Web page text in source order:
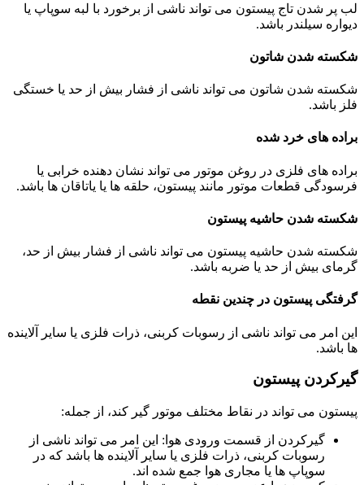
لب پر شدن تاج پیستون می تواند ناشی از برخورد با لبه سوپاپ یا
دیواره سیلندر باشد.
شکسته شدن شاتون
شکسته شدن شاتون می تواند ناشی از فشار بیش از حد یا خستگی
فلز باشد.
براده های خرد شده
براده های فلزی در روغن موتور می تواند نشان دهنده خرابی یا
فرسودگی قطعات موتور مانند پیستون، حلقه ها یا یاتاقان ها باشد.
شکسته شدن حاشیه پیستون
شکسته شدن حاشیه پیستون می تواند ناشی از فشار بیش از حد،
گرمای بیش از حد یا ضربه باشد.
گرفتگی پیستون در چندین نقطه
این امر می تواند ناشی از رسوبات کربنی، ذرات فلزی یا سایر آلاینده
ها باشد.
گیرکردن پیستون
پیستون می تواند در نقاط مختلف موتور گیر کند، از جمله:
گیرکردن از قسمت ورودی هوا: این امر می تواند ناشی از
رسوبات کربنی، ذرات فلزی یا سایر آلاینده ها باشد که در
سوپاپ ها یا مجاری هوا جمع شده اند.